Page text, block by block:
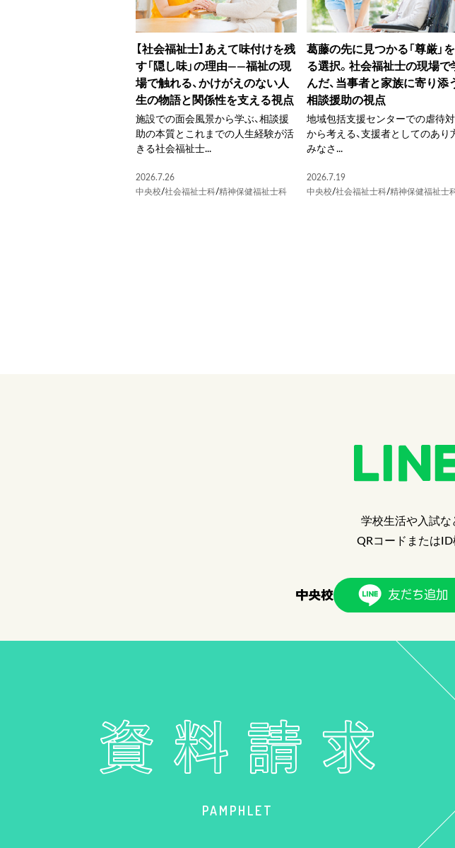
【社会福祉士】あえて味付けを残
す「隠し味」の理由――福祉の現
場で触れる、かけがえのない人
生の物語と関係性を支える視点
施設での面会風景から学ぶ、相談援
助の本質とこれまでの人生経験が活
きる社会福祉士...
2026.7.26
中央校/社会福祉士科/精神保健福祉士科
葛藤の先に見つかる「尊厳」
る選択。社会福祉士の現場で
んだ、当事者と家族に寄り添
相談援助の視点
地域包括支援センターでの虐待
から考える、支援者としてのあり
みなさ...
2026.7.19
中央校/社会福祉士科/精神保健福祉士
学校生活や入試な
QRコードまたはID
中央校
PAMPHLET